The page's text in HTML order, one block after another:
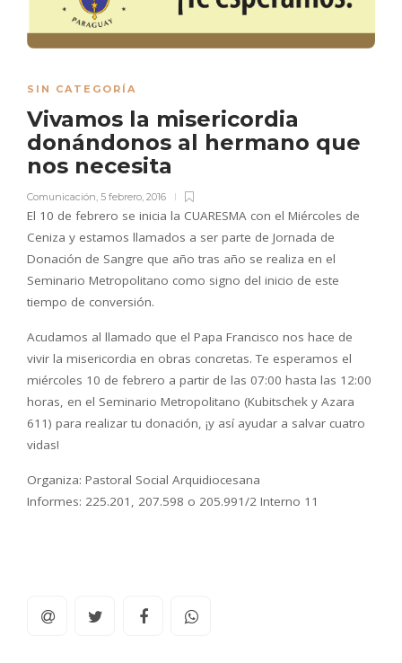
SIN CATEGORÍA
Vivamos la misericordia
donándonos al hermano que
nos necesita
Comunicación, 5 febrero, 2016
El 10 de febrero se inicia la CUARESMA con el Miércoles de
Ceniza y estamos llamados a ser parte de Jornada de
Donación de Sangre que año tras año se realiza en el
Seminario Metropolitano como signo del inicio de este
tiempo de conversión.
Acudamos al llamado que el Papa Francisco nos hace de
vivir la misericordia en obras concretas. Te esperamos el
miércoles 10 de febrero a partir de las 07:00 hasta las 12:00
horas, en el Seminario Metropolitano (Kubitschek y Azara
611) para realizar tu donación, ¡y así ayudar a salvar cuatro
vidas!
Organiza: Pastoral Social Arquidiocesana
Informes: 225.201, 207.598 o 205.991/2 Interno 11